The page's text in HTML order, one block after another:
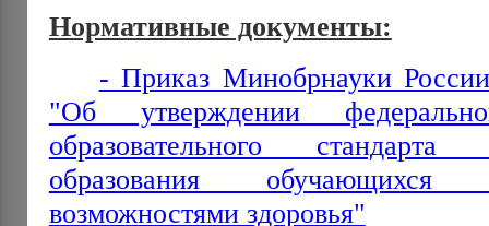
Нормативные документы:
- Приказ Минобрнауки
"Об утверждении
образовательного
образования
возможностями здоровья"